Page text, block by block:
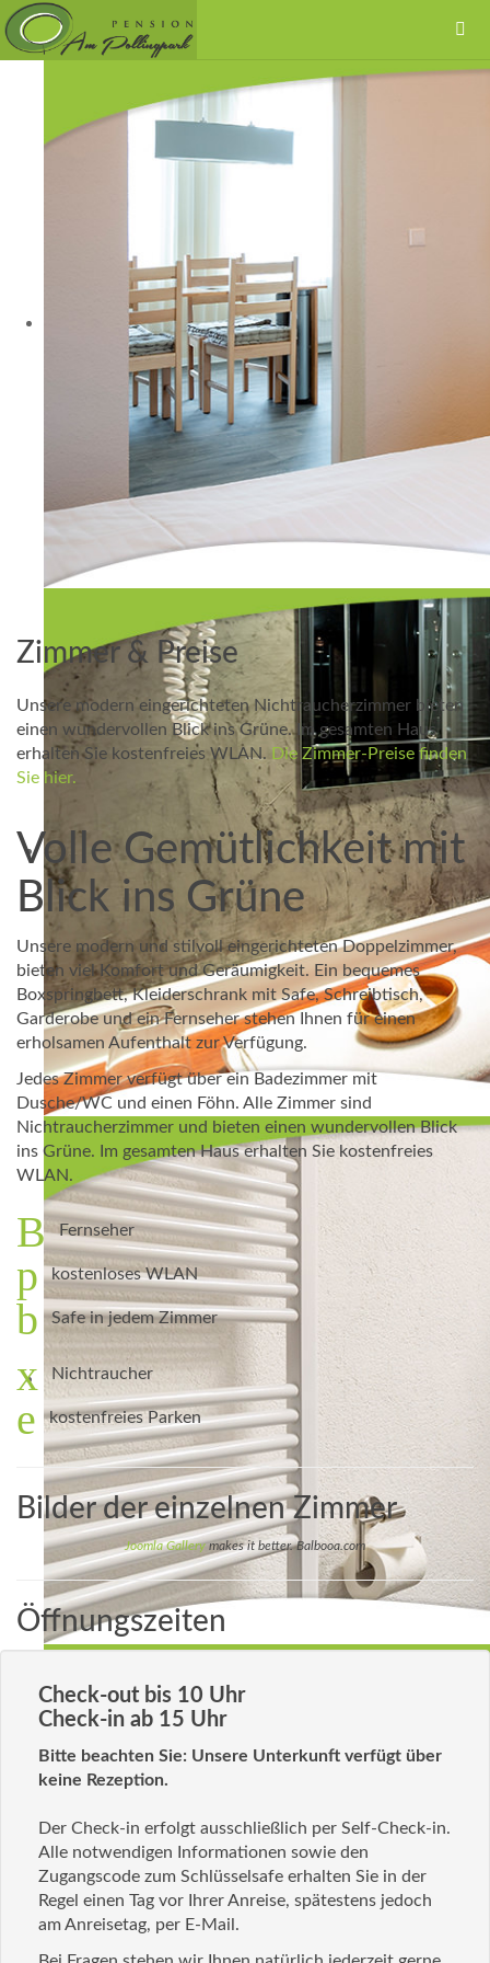
Zimmer & Preise
Unsere modern eingerichteten Nichtraucherzimmer bieten
einen wundervollen Blick ins Grüne. Im gesamten Haus
erhalten Sie kostenfreies WLAN. Die Zimmer-Preise finden
Sie hier.
Volle Gemütlichkeit mit
Blick ins Grüne
Unsere modern und stilvoll eingerichteten Doppelzimmer,
bieten viel Komfort und Geräumigkeit. Ein bequemes
Boxspringbett, Kleiderschrank mit Safe, Schreibtisch,
Garderobe und ein Fernseher stehen Ihnen für einen
erholsamen Aufenthalt zur Verfügung.
Jedes Zimmer verfügt über ein Badezimmer mit
Dusche/WC und einen Föhn. Alle Zimmer sind
Nichtraucherzimmer und bieten einen wundervollen Blick
ins Grüne. Im gesamten Haus erhalten Sie kostenfreies
WLAN.
Fernseher
kostenloses WLAN
Safe in jedem Zimmer
Nichtraucher
kostenfreies Parken
Bilder der einzelnen Zimmer
Joomla Gallerymakes it better. Balbooa.com
Öffnungszeiten
Check-out bis 10 Uhr
Check-in ab 15 Uhr
Bitte beachten Sie: Unsere Unterkunft verfügt über
keine Rezeption.
Der Check-in erfolgt ausschließlich per Self-Check-in.
Alle notwendigen Informationen sowie den
Zugangscode zum Schlüsselsafe erhalten Sie in der
Regel einen Tag vor Ihrer Anreise, spätestens jedoch
am Anreisetag, per E-Mail.